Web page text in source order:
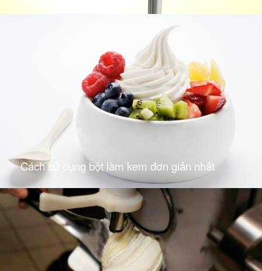
Cách sử dụng bột làm kem đơn giản nhất